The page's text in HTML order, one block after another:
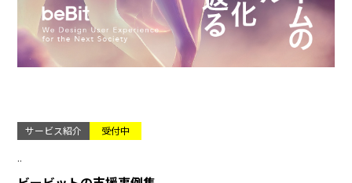
サービス紹介 受付中
..